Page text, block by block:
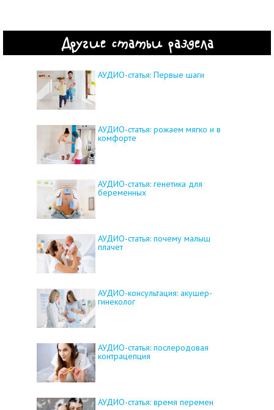
Другие статьи раздела
АУДИО-статья: Первые шаги
АУДИО-статья: рожаем мягко и в
комфорте
АУДИО-статья: генетика для
беременных
АУДИО-статья: почему малыш
плачет
АУДИО-консультация: акушер-
гинеколог
АУДИО-статья: послеродовая
контрацепция
АУДИО-статья: время перемен